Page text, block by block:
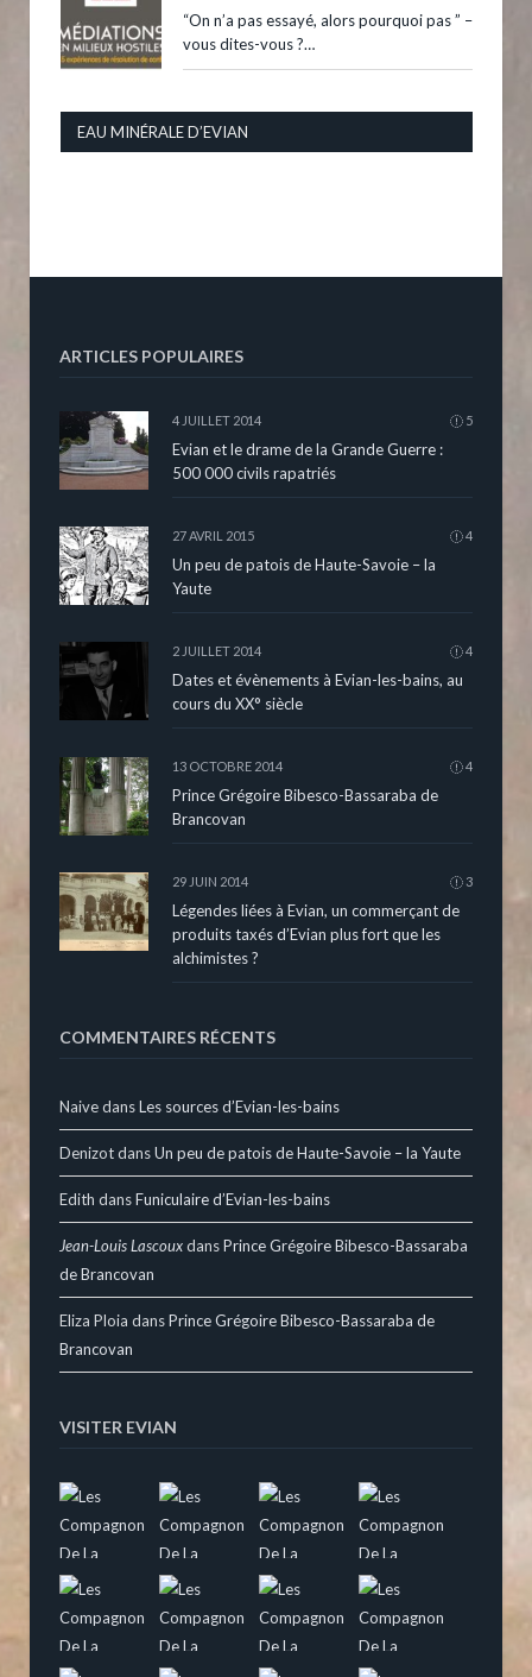
“On n’a pas essayé, alors pourquoi pas ” –
vous dites-vous ?…
EAU MINÉRALE D’EVIAN
ARTICLES POPULAIRES
4 JUILLET 2014 5
Evian et le drame de la Grande Guerre :
500 000 civils rapatriés
27 AVRIL 2015 4
Un peu de patois de Haute-Savoie – la
Yaute
2 JUILLET 2014 4
Dates et évènements à Evian-les-bains, au
cours du XX° siècle
13 OCTOBRE 2014 4
Prince Grégoire Bibesco-Bassaraba de
Brancovan
29 JUIN 2014 3
Légendes liées à Evian, un commerçant de
produits taxés d’Evian plus fort que les
alchimistes ?
COMMENTAIRES RÉCENTS
NaivedansLes sources d’Evian-les-bains
DenizotdansUn peu de patois de Haute-Savoie – la Yaute
Edith dansFuniculaire d’Evian-les-bains
Jean-Louis LascouxdansPrince Grégoire Bibesco-Bassaraba
de Brancovan
Eliza Ploia dansPrince Grégoire Bibesco-Bassaraba de
Brancovan
VISITER EVIAN